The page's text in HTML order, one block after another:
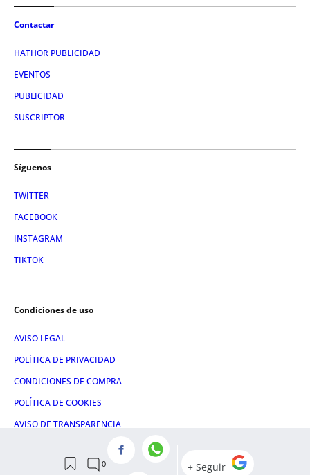
Contactar
HATHOR PUBLICIDAD
EVENTOS
PUBLICIDAD
SUSCRIPTOR
Síguenos
TWITTER
FACEBOOK
INSTAGRAM
TIKTOK
Condiciones de uso
AVISO LEGAL
POLÍTICA DE PRIVACIDAD
CONDICIONES DE COMPRA
POLÍTICA DE COOKIES
AVISO DE TRANSPARENCIA